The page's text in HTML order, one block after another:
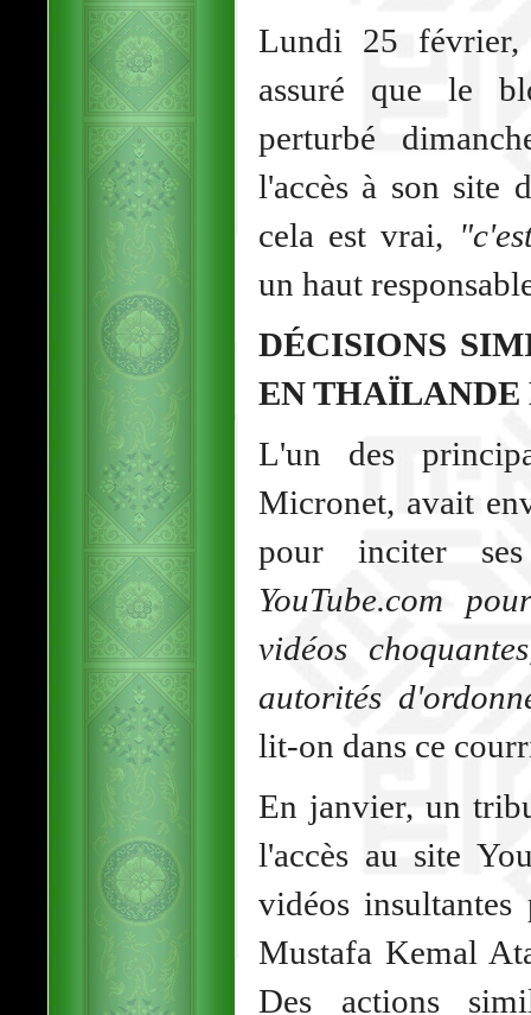
Lundi 25 février,
assuré que le
perturbé
l'accès à son site
cela est vrai,
un haut
DÉCISIONS
EN THAÏLANDE
L'un des
Micronet, avait
pour inciter
YouTube.com
vidéos
autorités
lit-on dans ce
En janvier, un
l'accès au site
vidéos
Mustafa Kemal
Des actions